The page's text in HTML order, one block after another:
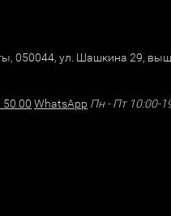
050044, ул. Шашкина 29,
50 00 WhatsApp Пн - Пт 10:00-